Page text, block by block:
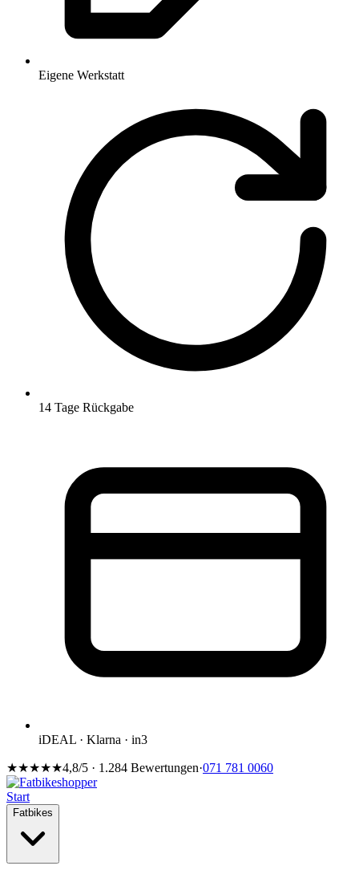
Eigene Werkstatt
14 Tage Rückgabe
iDEAL · Klarna · in3
★★★★★4,8/5 · 1.284 Bewertungen·071 781 0060
Start
Fatbikes